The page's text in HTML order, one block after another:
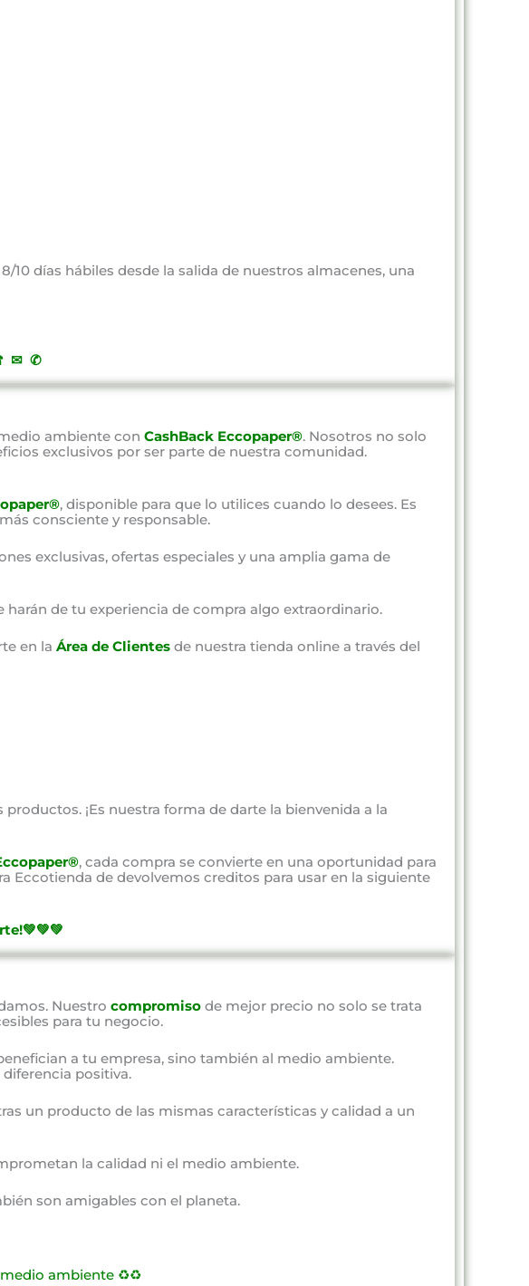
días hábiles desde la salida de nuestros almacenes, una
✉ ✆
ambiente con CashBack Eccopaper®. Nosotros no solo
exclusivos por ser parte de nuestra comunidad.
, disponible para que lo utilices cuando lo desees. Es
consciente y responsable.
exclusivas, ofertas especiales y una amplia gama de
de tu experiencia de compra algo extraordinario.
en la Área de Clientes de nuestra tienda online a través del
¡Es nuestra forma de darte la bienvenida a la
, cada compra se convierte en una oportunidad para
Eccotienda de devolvemos creditos para usar en la siguiente
Nuestro compromiso de mejor precio no solo se trata
para tu negocio.
a tu empresa, sino también al medio ambiente.
positiva.
un producto de las mismas características y calidad a un
la calidad ni el medio ambiente.
son amigables con el planeta.
medio ambiente ♻️♻️